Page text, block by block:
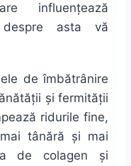
influențează
asta
vă
deîmbătrânire
și fermității
ridurile fine,
mai tânără și mai
de colagen și